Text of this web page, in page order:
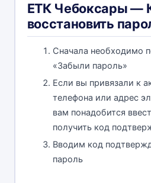
ЕТК Чебоксары —
восстановить
Сначала необходимо
«Забыли пароль»
Если вы привязали к
телефона или адрес
вам понадобится
получить код
Вводим код
пароль